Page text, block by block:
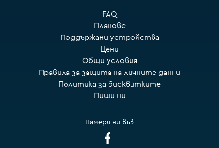
FAQ
Планове
Поддържани устройства
Цени
Общи условия
Правила за защита на личните данни
Политика за бисквитките
Пиши ни
Намери ни във